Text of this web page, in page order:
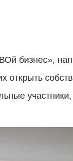
бизнес»,
открыть